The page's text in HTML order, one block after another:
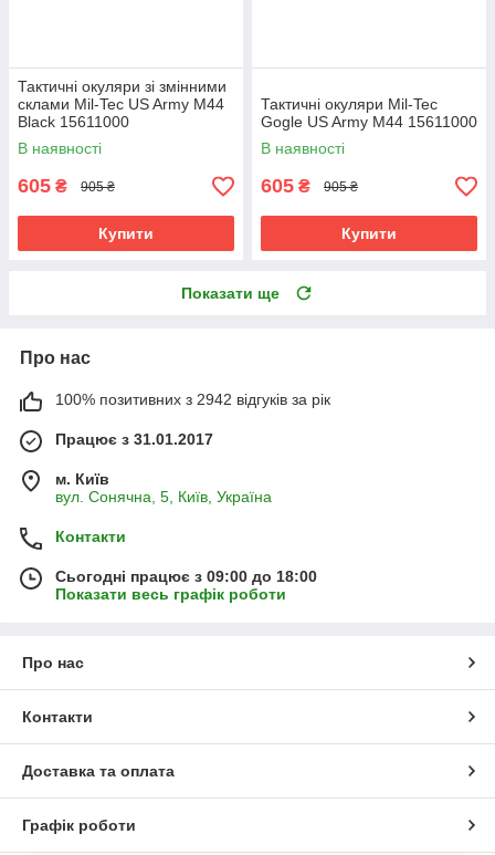
Тактичні окуляри зі змінними
склами Mil-Tec US Army M44
Black 15611000
В наявності
605 ₴ 905 ₴
Купити
Тактичні окуляри Mil-Tec
Gogle US Army M44 15611000
В наявності
605 ₴ 905 ₴
Купити
Показати ще
Про нас
100% позитивних з 2942 відгуків за рік
Працює з 31.01.2017
м. Київ
вул. Сонячна, 5, Київ, Україна
Контакти
Сьогодні працює з 09:00 до 18:00
Показати весь графік роботи
Про нас
Контакти
Доставка та оплата
Графік роботи